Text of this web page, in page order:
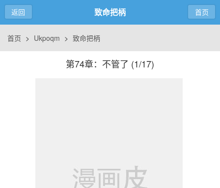
返回 致命把柄 首页
首页 > Ukpoqm > 致命把柄
第74章：不管了 (1/17)